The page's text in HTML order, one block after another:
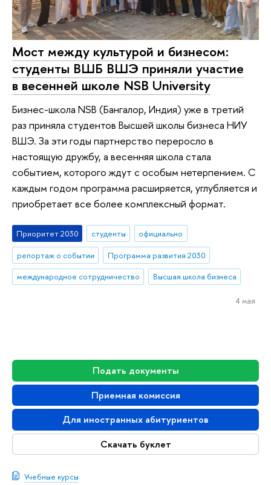
Подать документы
Приемная комиссия
Для иностранных абитуриентов
Скачать буклет
Учебные курсы
Мост между культурой и бизнесом:
студенты ВШБ ВШЭ приняли участие
в весенней школе NSB University
Бизнес-школа NSB (Бангалор, Индия) уже в третий
раз приняла студентов Высшей школы бизнеса НИУ
ВШЭ. За эти годы партнерство переросло в
настоящую дружбу, а весенняя школа стала
событием, которого ждут с особым нетерпением. С
каждым годом программа расширяется, углубляется и
приобретает все более комплексный формат.
Приоритет 2030 студенты
официально
репортаж о событии
Программа развития 2030
международное сотрудничество
Высшая школа бизнеса
4 мая